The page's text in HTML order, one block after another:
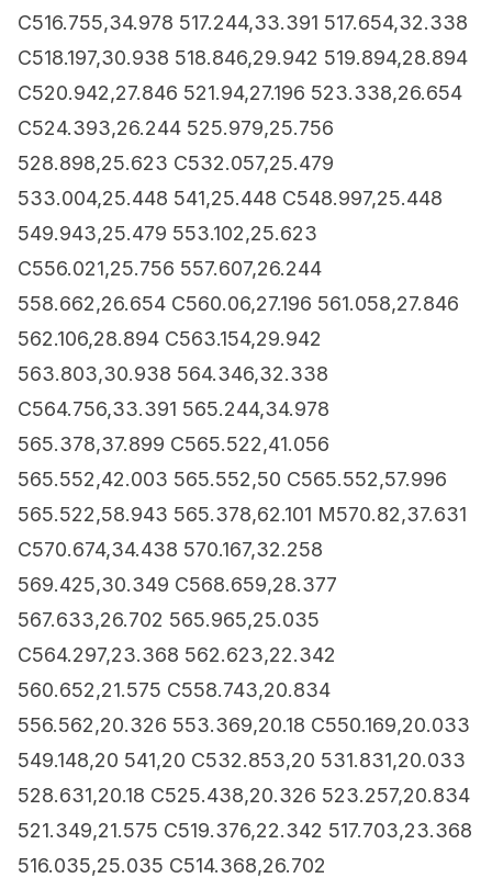
C516.755,34.978 517.244,33.391 517.654,32.338
C518.197,30.938 518.846,29.942 519.894,28.894
C520.942,27.846 521.94,27.196 523.338,26.654
C524.393,26.244 525.979,25.756
528.898,25.623 C532.057,25.479
533.004,25.448 541,25.448 C548.997,25.448
549.943,25.479 553.102,25.623
C556.021,25.756 557.607,26.244
558.662,26.654 C560.06,27.196 561.058,27.846
562.106,28.894 C563.154,29.942
563.803,30.938 564.346,32.338
C564.756,33.391 565.244,34.978
565.378,37.899 C565.522,41.056
565.552,42.003 565.552,50 C565.552,57.996
565.522,58.943 565.378,62.101 M570.82,37.631
C570.674,34.438 570.167,32.258
569.425,30.349 C568.659,28.377
567.633,26.702 565.965,25.035
C564.297,23.368 562.623,22.342
560.652,21.575 C558.743,20.834
556.562,20.326 553.369,20.18 C550.169,20.033
549.148,20 541,20 C532.853,20 531.831,20.033
528.631,20.18 C525.438,20.326 523.257,20.834
521.349,21.575 C519.376,22.342 517.703,23.368
516.035,25.035 C514.368,26.702